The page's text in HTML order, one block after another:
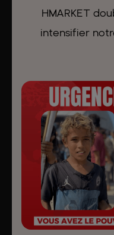
HMARKET
intensifier